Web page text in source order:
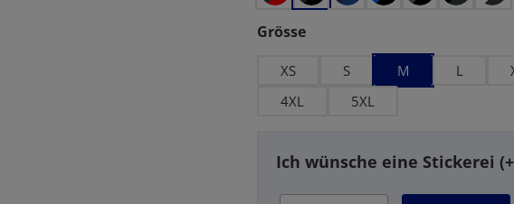
Grösseauswählen
XS S M L
4XL
5XL
Ich wünsche eine Stickerei (+